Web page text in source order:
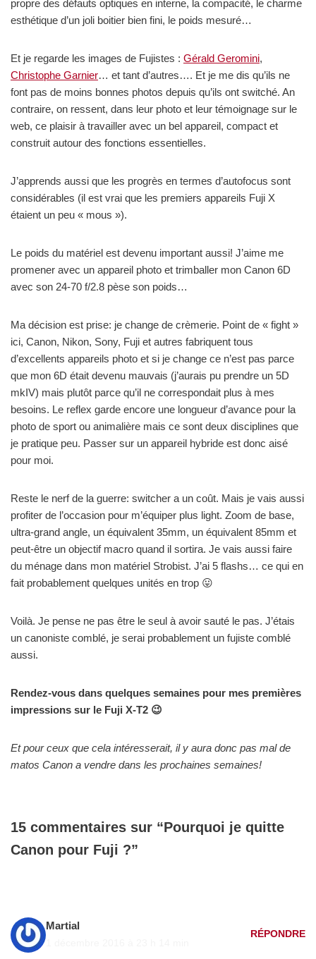
propre des défauts optiques en interne, la compacité, le charme
esthétique d’un joli boitier bien fini, le poids mesuré…
Et je regarde les images de Fujistes : Gérald Geromini,
Christophe Garnier… et tant d’autres…. Et je me dis qu’ils ne
font pas de moins bonnes photos depuis qu’ils ont switché. An
contraire, on ressent, dans leur photo et leur témoignage sur le
web, ce plaisir à travailler avec un bel appareil, compact et
construit autour des fonctions essentielles.
J’apprends aussi que les progrès en termes d’autofocus sont
considérables (il est vrai que les premiers appareils Fuji X
étaient un peu « mous »).
Le poids du matériel est devenu important aussi! J’aime me
promener avec un appareil photo et trimballer mon Canon 6D
avec son 24-70 f/2.8 pèse son poids…
Ma décision est prise: je change de crèmerie. Point de « fight »
ici, Canon, Nikon, Sony, Fuji et autres fabriquent tous
d’excellents appareils photo et si je change ce n’est pas parce
que mon 6D était devenu mauvais (j’aurais pu prendre un 5D
mkIV) mais plutôt parce qu’il ne correspondait plus à mes
besoins. Le reflex garde encore une longueur d’avance pour la
photo de sport ou animalière mais ce sont deux disciplines que
je pratique peu. Passer sur un appareil hybride est donc aisé
pour moi.
Reste le nerf de la guerre: switcher a un coût. Mais je vais aussi
profiter de l’occasion pour m’équiper plus light. Zoom de base,
ultra-grand angle, un équivalent 35mm, un équivalent 85mm et
peut-être un objectif macro quand il sortira. Je vais aussi faire
du ménage dans mon matériel Strobist. J’ai 5 flashs… ce qui en
fait probablement quelques unités en trop 😛
Voilà. Je pense ne pas être le seul à avoir sauté le pas. J’étais
un canoniste comblé, je serai probablement un fujiste comblé
aussi.
Rendez-vous dans quelques semaines pour mes premières
impressions sur le Fuji X-T2 😉
Et pour ceux que cela intéresserait, il y aura donc pas mal de
matos Canon a vendre dans les prochaines semaines!
15 commentaires sur “Pourquoi je quitte
Canon pour Fuji ?”
Martial
RÉPONDRE